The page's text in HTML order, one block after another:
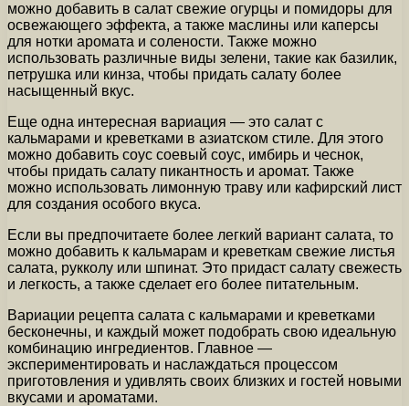
можно добавить в салат свежие огурцы и помидоры для
освежающего эффекта, а также маслины или каперсы
для нотки аромата и солености. Также можно
использовать различные виды зелени, такие как базилик,
петрушка или кинза, чтобы придать салату более
насыщенный вкус.
Еще одна интересная вариация — это салат с
кальмарами и креветками в азиатском стиле. Для этого
можно добавить соус соевый соус, имбирь и чеснок,
чтобы придать салату пикантность и аромат. Также
можно использовать лимонную траву или кафирский лист
для создания особого вкуса.
Если вы предпочитаете более легкий вариант салата, то
можно добавить к кальмарам и креветкам свежие листья
салата, рукколу или шпинат. Это придаст салату свежесть
и легкость, а также сделает его более питательным.
Вариации рецепта салата с кальмарами и креветками
бесконечны, и каждый может подобрать свою идеальную
комбинацию ингредиентов. Главное —
экспериментировать и наслаждаться процессом
приготовления и удивлять своих близких и гостей новыми
вкусами и ароматами.